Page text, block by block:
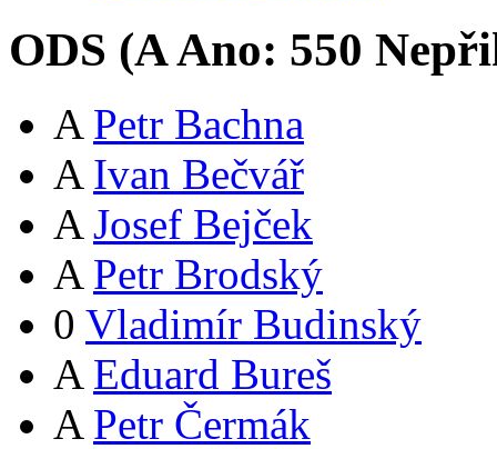
ODS (AAno: 550
A Petr Bachna
A Ivan Bečvář
A Josef Bejček
A Petr Brodský
0 Vladimír Budinský
A Eduard Bureš
A Petr Čermák